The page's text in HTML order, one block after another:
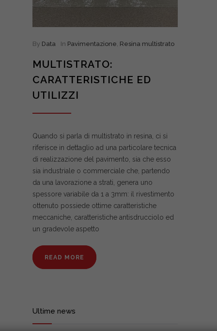
By Data In Pavimentazione Resina multistrato
MULTISTRATO:
CARATTERISTICHE ED
UTILIZZI
Quando si parla di multistrato in resina, ci si
riferisce in dettaglio ad una particolare tecnica
di realizzazione del pavimento, sia che esso
sia industriale o commerciale che, partendo
da una lavorazione a strati, genera uno
spessore variabile da 1 a 3mm: il rivestimento
ottenuto possiede ottime caratteristiche
meccaniche, caratteristiche antisdrucciolo ed
un gradevole aspetto
READ MORE
Ultime news